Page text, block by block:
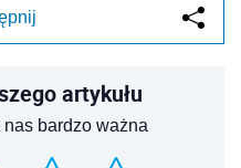
artykułu
bardzo ważna